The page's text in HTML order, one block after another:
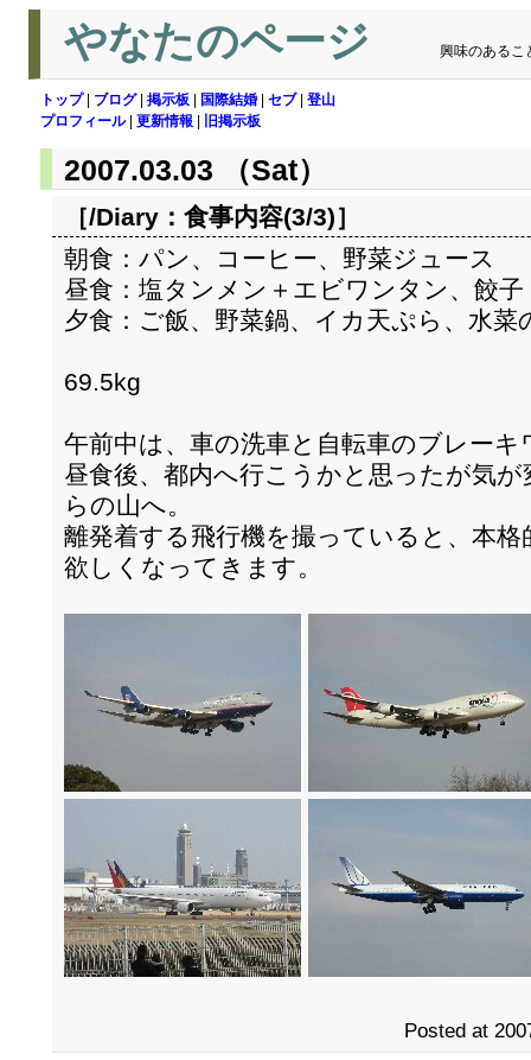
やなたのページ 興味のあるこ
トップ| ブログ| 掲示板 国際結婚 セブ| 登山
プロフィール| 更新情報 旧掲示板
2007.03.03 （Sat）
［/Diary： 食事内容(3/3)］
朝食：パン、コーヒー、野菜ジュース
昼食：塩タンメン＋エビワンタン、餃子
夕食：ご飯、野菜鍋、イカ天ぷら、水菜
69.5kg
午前中は、車の洗車と自転車のブレー
昼食後、都内へ行こうかと思ったが気
らの山へ。
離発着する飛行機を撮っていると、本
欲しくなってきます。
Posted at